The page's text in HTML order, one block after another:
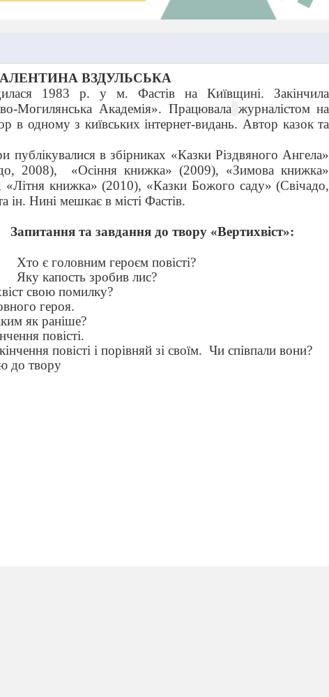
ВЗДУЛЬСЬКА
1983 р. у м. Фастів на Київщині.
Закінчила
Могилянська Академія». Працювала журналістом на
в одному з київських інтернет-видань. Автор казок та
публікувалися в збірниках «Казки Різдвяного Ангела»
2008),
«Осіння книжка» (2009), «Зимова книжка»
«Літня книжка» (2010), «Казки Божого саду» (Свічадо,
ін. Нині мешкає в місті Фастів.
Запитання та завдання до твору «Вертихвіст»:
Хто є головним героєм повісті?
Яку капость зробив лис?
свою помилку?
героя.
як раніше?
повісті.
повісті і порівняй зі своїм. Чи співпали вони?
до твору